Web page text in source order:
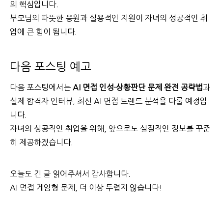
의 핵심입니다.
부모님의 따뜻한 응원과 실용적인 지원이 자녀의 성공적인 취
업에 큰 힘이 됩니다.
다음 포스팅 예고
다음 포스팅에서는 AI 면접 인성·상황판단 문제 완전 공략법과
실제 합격자 인터뷰, 최신 AI 면접 트렌드 분석을 다룰 예정입
니다.
자녀의 성공적인 취업을 위해, 앞으로도 실질적인 정보를 꾸준
히 제공하겠습니다.
오늘도 긴 글 읽어주셔서 감사합니다.
AI 면접 게임형 문제, 더 이상 두렵지 않습니다!